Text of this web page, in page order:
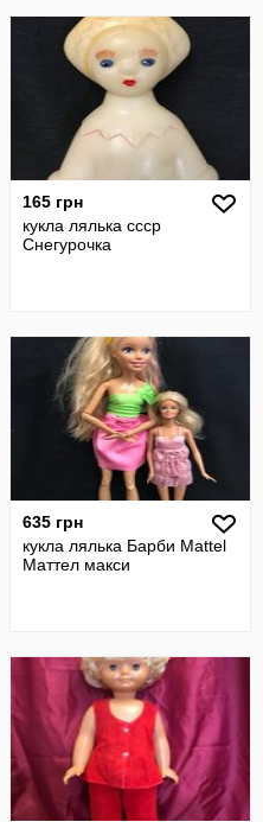
165 грн
кукла лялька ссср
Снегурочка
635 грн
кукла лялька Барби Mattel
Маттел макси